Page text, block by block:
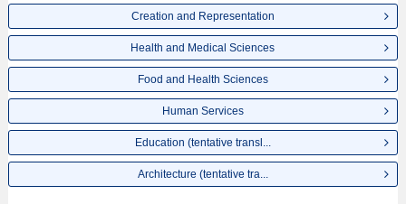
Creation and Representation
Health and Medical Sciences
Food and Health Sciences
Human Services
Education (tentative transl...
Architecture (tentative tra...